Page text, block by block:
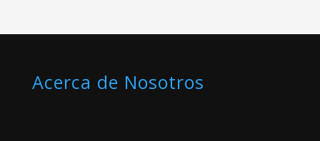
Acerca de Nosotros